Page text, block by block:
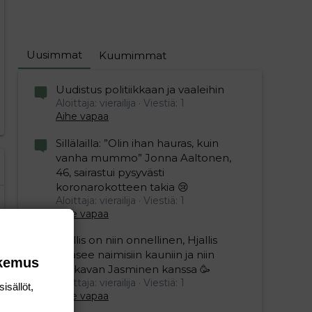
editoriin…
Uusimmat Kuumimmat
Uudistus politiikkaan ja vaaleihin
Aloittaja: vierailija
Viestiä: 1
Aihe vapaa
Sillälailla: ”Olin ihan hauras, kuin
vanha mummo” Jonna Aaltonen,
46, sairastui pysyvästi
koronarokotteen takia 😢
Aloittaja: vierailija
Viestiä: 1
Aihe vapaa
Hjallis on niin onnellinen, Hjallis
pääsee naimisiin kauniin ja niin
mukavan Jasminen kanssa 🥳
Aloittaja: vierailija
Viestiä: 1
Aihe vapaa